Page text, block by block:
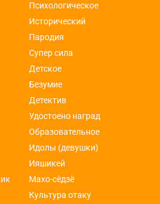
Психологическое
Исторический
Пародия
Супер сила
Детское
Безумие
Детектив
Удостоено наград
Образовательное
Идолы (девушки)
Ияшикей
Махо-сёдзё
Культура отаку